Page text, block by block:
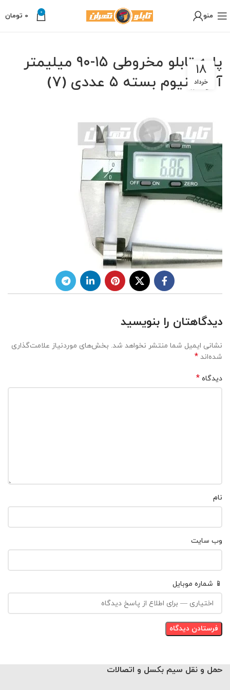
منو 0
0 تومان
پایه تابلو مخروطی ۱۵-۹۰ میلیمتر
آلومینیوم بسته ۵ عددی (7)
18
خرداد
دیدگاهتان را بنویسید
نشانی ایمیل شما منتشر نخواهد شد. بخش‌های موردنیاز علامت‌گذاری
شده‌اند *
دیدگاه *
نام
وب‌ سایت
📱 شماره موبایل
حمل و نقل سیم بکسل و اتصالات